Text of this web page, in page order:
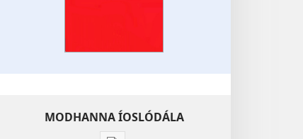
MODHANNA ÍOSLÓDÁLA